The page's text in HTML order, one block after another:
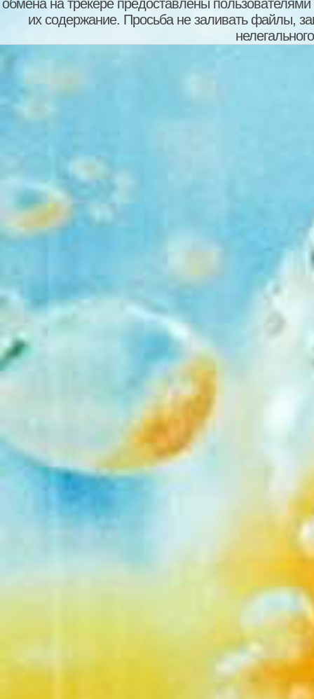
обмена на трекере предоставлены пользователями
их содержание. Просьба не заливать файлы,